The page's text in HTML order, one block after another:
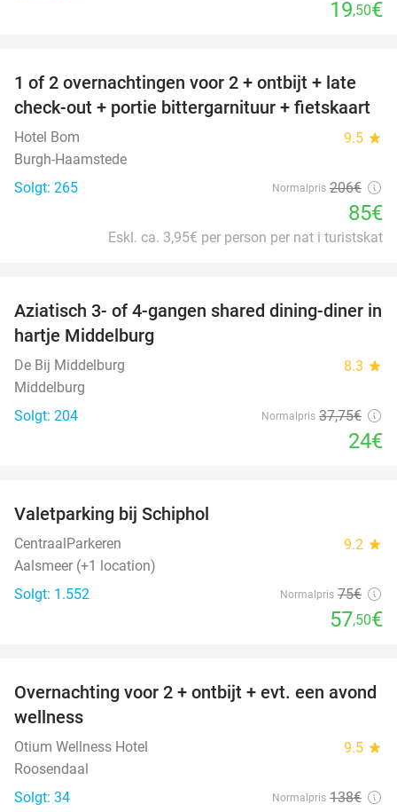
19,50€
59%
1 of 2 overnachtingen voor 2 + ontbijt + late
check-out + portie bittergarnituur + fietskaart
Hotel Bom 9.5 star
Burgh-Haamstede
Solgt: 265
Normalpris 206€
85€
Eskl. ca. 3,95€ per person per nat i turistskat
36%
Aziatisch 3- of 4-gangen shared dining-diner in
hartje Middelburg
De Bij Middelburg 8.3 star
Middelburg
Solgt: 204
Normalpris 37,75€
24€
Valetparking bij Schiphol
CentraalParkeren 9.2 star
Aalsmeer (+1 location)
Solgt: 1.552
Normalpris 75€
57,50€
21%
Overnachting voor 2 + ontbijt + evt. een avond
wellness
Otium Wellness Hotel 9.5 star
Roosendaal
Solgt: 34
Normalpris 138€